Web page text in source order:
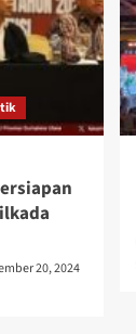
20, 2024